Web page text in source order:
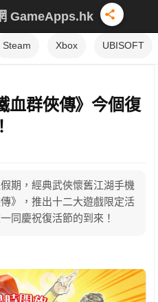
GameApps.hk
Steam Xbox UBISOFT
血群俠傳》今個復
期，經典武俠懷舊江湖手機
》，推出十二大遊戲限定活
同慶祝復活節的到來！